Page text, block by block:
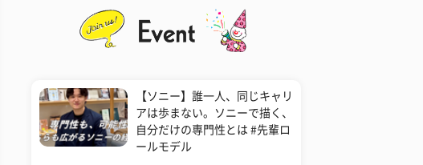
【ソニー】誰一人、同じキャリ
アは歩まない。ソニーで描く、
自分だけの専門性とは #先輩ロ
ールモデル